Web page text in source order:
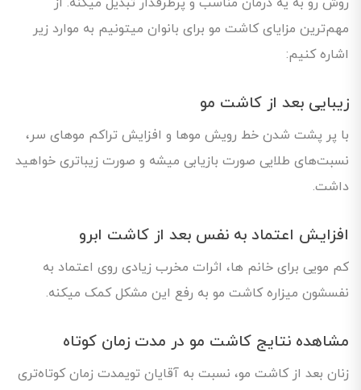
مهم‌ترین مزایای کاشت مو برای بانوان میتونیم به موارد زیر
اشاره کنیم:
زیبایی بعد از کاشت مو
با پر پشت شدن خط رویش موها و افزایش تراکم موهای سر،
نسبت‌های طلایی صورت بازیابی میشه و صورت زیباتری خواهید
داشت.
افزایش اعتماد به نفس بعد از کاشت ابرو
کم مویی برای خانم ها، اثرات مخرب زیادی روی اعتماد به‌
نفسشون میزاره کاشت مو به رفع این مشکل کمک میکنه.
مشاهده نتایج کاشت مو در مدت زمان کوتاه
زنان بعد از کاشت مو، نسبت به آقایان تویمدت زمان کوتاه‌تری